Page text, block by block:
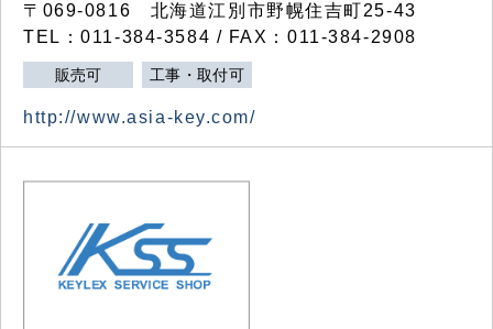
〒069-0816 北海道江別市野幌住吉町25-43
TEL：011-384-3584 / FAX：011-384-2908
販売可 工事・取付可
http://www.asia-key.com/